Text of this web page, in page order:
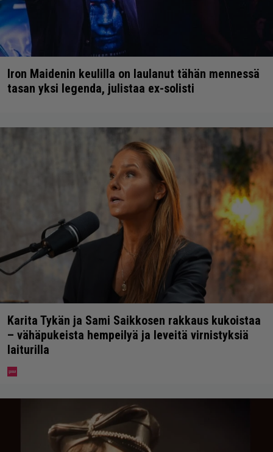
Iron Maidenin keulilla on laulanut tähän mennessä
tasan yksi legenda, julistaa ex-solisti
Karita Tykän ja Sami Saikkosen rakkaus kukoistaa
– vähäpukeista hempeilyä ja leveitä virnistyksiä
laiturilla